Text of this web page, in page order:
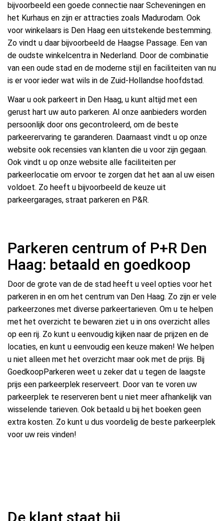
bijvoorbeeld een goede connectie naar Scheveningen en
het Kurhaus en zijn er attracties zoals Madurodam. Ook
voor winkelaars is Den Haag een uitstekende bestemming.
Zo vindt u daar bijvoorbeeld de Haagse Passage. Een van
de oudste winkelcentra in Nederland. Door de combinatie
van een oude stad en de moderne stijl en faciliteiten van nu
is er voor ieder wat wils in de Zuid-Hollandse hoofdstad.
Waar u ook parkeert in Den Haag, u kunt altijd met een
gerust hart uw auto parkeren. Al onze aanbieders worden
persoonlijk door ons gecontroleerd, om de beste
parkeerervaring te garanderen. Daarnaast vindt u op onze
website ook recensies van klanten die u voor zijn gegaan.
Ook vindt u op onze website alle faciliteiten per
parkeerlocatie om ervoor te zorgen dat het aan al uw eisen
voldoet. Zo heeft u bijvoorbeeld de keuze uit
parkeergarages, straat parkeren en P&R.
Parkeren centrum of P+R Den
Haag: betaald en goedkoop
Door de grote van de de stad heeft u veel opties voor het
parkeren in en om het centrum van Den Haag. Zo zijn er vele
parkeerzones met diverse parkeertarieven. Om u te helpen
met het overzicht te bewaren ziet u in ons overzicht alles
op een rij. Zo kunt u eenvoudig kijken naar de prijzen en de
locaties, en kunt u eenvoudig een keuze maken! We helpen
u niet alleen met het overzicht maar ook met de prijs. Bij
GoedkoopParkeren weet u zeker dat u tegen de laagste
prijs een parkeerplek reserveert. Door van te voren uw
parkeerplek te reserveren bent u niet meer afhankelijk van
wisselende tarieven. Ook betaald u bij het boeken geen
extra kosten. Zo kunt u dus voordelig de beste parkeerplek
voor uw reis vinden!
De klant staat bij